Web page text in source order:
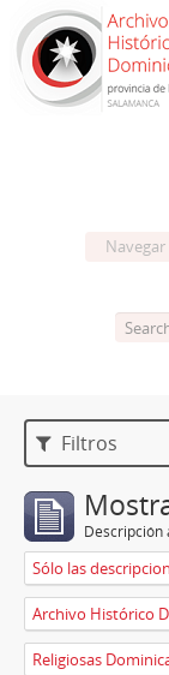
Navegar
Filtros
Descripción
Sólo las
Religiosas